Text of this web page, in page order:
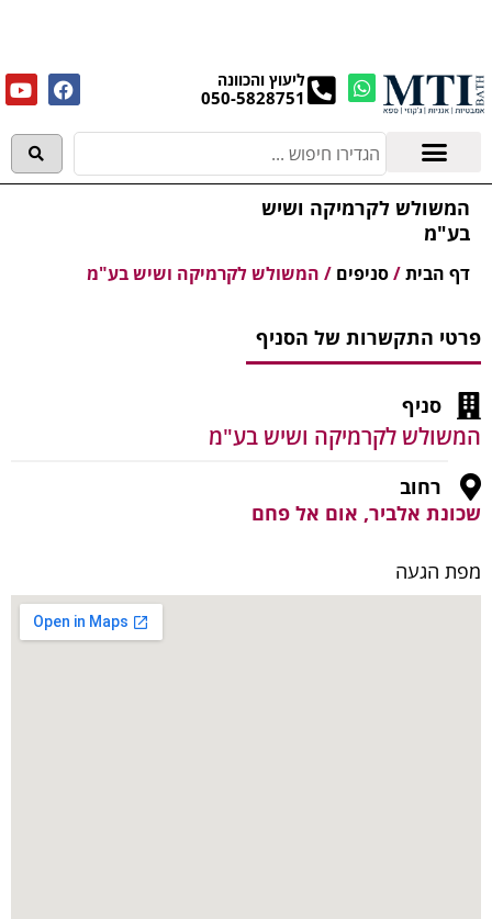
ליעוץ והכוונה
050-5828751
המשולש לקרמיקה ושיש
בע"מ
דף הבית/סניפים / המשולש לקרמיקה ושיש בע"מ
פרטי התקשרות של הסניף
סניף
המשולש לקרמיקה ושיש בע"מ
רחוב
שכונת אלביר, אום אל פחם
מפת הגעה